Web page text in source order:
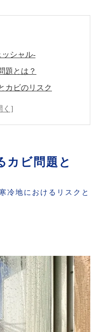
シャル-
題とは？
カビのリスク
るリフォーム
ビ発生を予防、快適
カビ問題と
冷地におけるリスクと